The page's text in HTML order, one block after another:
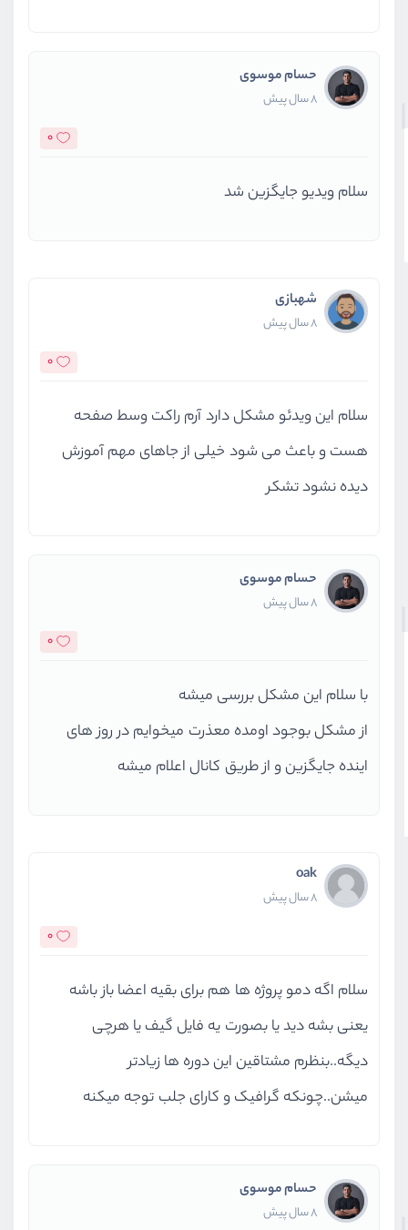
حسام موسوی
8 سال پیش
0
سلام ویدیو جایگزین شد
شهبازی
8 سال پیش
0
سلام این ویدئو مشکل دارد آرم راکت وسط صفحه
هست و باعث می شود خیلی از جاهای مهم آموزش
دیده نشود تشکر
حسام موسوی
8 سال پیش
0
با سلام این مشکل بررسی میشه
از مشکل بوجود اومده معذرت میخوایم در روز های
اینده جایگزین و از طریق کانال اعلام میشه
oak
8 سال پیش
0
سلام اگه دمو پروژه ها هم برای بقیه اعضا باز باشه
یعنی بشه دید یا بصورت یه فایل گیف یا هرچی
دیگه..بنظرم مشتاقین این دوره ها زیادتر
میشن..چونکه گرافیک و کارای جلب توجه میکنه
حسام موسوی
8 سال پیش